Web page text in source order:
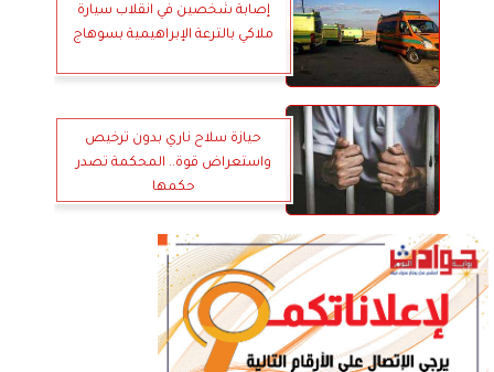
إصابة شخصين في انقلاب سيارة
ملاكي بالترعة الإبراهيمية بسوهاج
حيازة سلاح ناري بدون ترخيص
واستعراض قوة.. المحكمة تصدر
حكمها